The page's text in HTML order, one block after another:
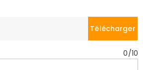
Télécharger
0/10